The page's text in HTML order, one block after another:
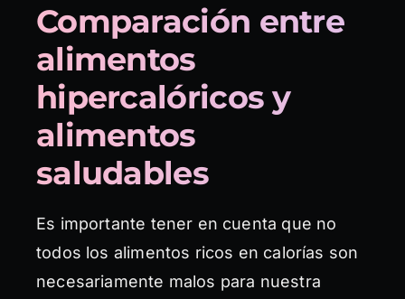
Comparación entre
alimentos
hipercalóricos y
alimentos
saludables
Es importante tener en cuenta que no
todos los alimentos ricos en calorías son
necesariamente malos para nuestra